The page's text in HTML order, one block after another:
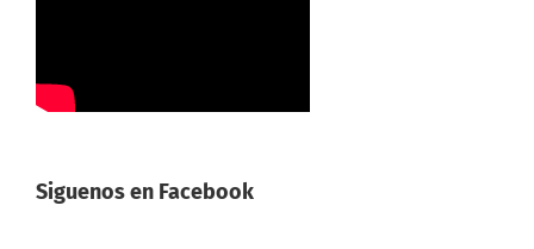
Siguenos en Facebook